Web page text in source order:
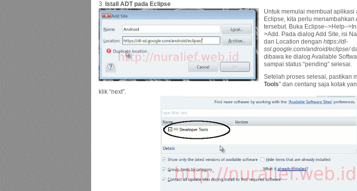
3. Istall ADT pada Eclipse
Untuk memulai membuat aplikasi
Eclipse, kita perlu menambahkan
tersebut. Buka
>Add. Pada dialog Add Site, isi
dan Location dengan https://dl-
ssl.google.com/android/eclipse/
dibawa ke dialog Available
sampai status “pending” selesai.
Setelah proses selesai, pastikan
Tools” dan centang saja kotak
klik “next”.